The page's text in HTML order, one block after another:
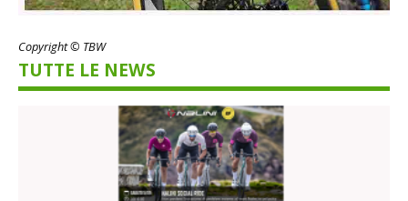
Copyright © TBW
TUTTE LE NEWS